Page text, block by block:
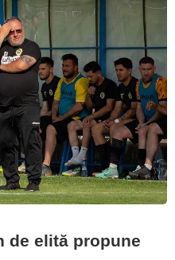
de elită propune